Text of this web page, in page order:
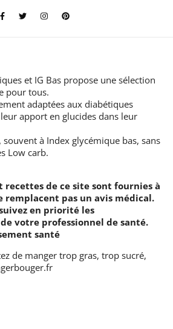
et IG Bas propose une sélection
pour tous.
adaptées aux diabétiques
apport en glucides dans leur
souvent à Index glycémique bas, sans
Low carb.
recettes de ce site sont fournies à
pas un avis médical.
en priorité les
votre professionnel de santé.
santé
de manger trop gras, trop sucré,